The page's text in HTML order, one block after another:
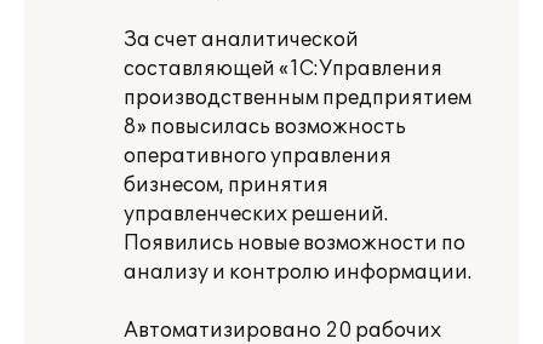
За счет аналитической
составляющей «1С:Управления
производственным предприятием
8» повысилась возможность
оперативного управления
бизнесом, принятия
управленческих решений.
Появились новые возможности по
анализу и контролю информации.
Автоматизировано 20 рабочих